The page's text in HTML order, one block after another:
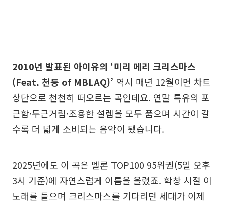
2010년 발표된 아이유의 ‘미리 메리 크리스마스
(Feat. 천둥 of MBLAQ)’ 역시 매년 12월이면 차트
상단으로 천천히 떠오르는 곡인데요. 연말 특유의 포
근함·두근거림·조용한 설렘을 모두 품으며 시간이 갈
수록 더 넓게 소비되는 음악이 됐습니다.
2025년에도 이 곡은 멜론 TOP100 95위권(5일 오후
3시 기준)에 자연스럽게 이름을 올렸죠. 학창 시절 이
노래를 들으며 크리스마스를 기다리던 세대가 이제